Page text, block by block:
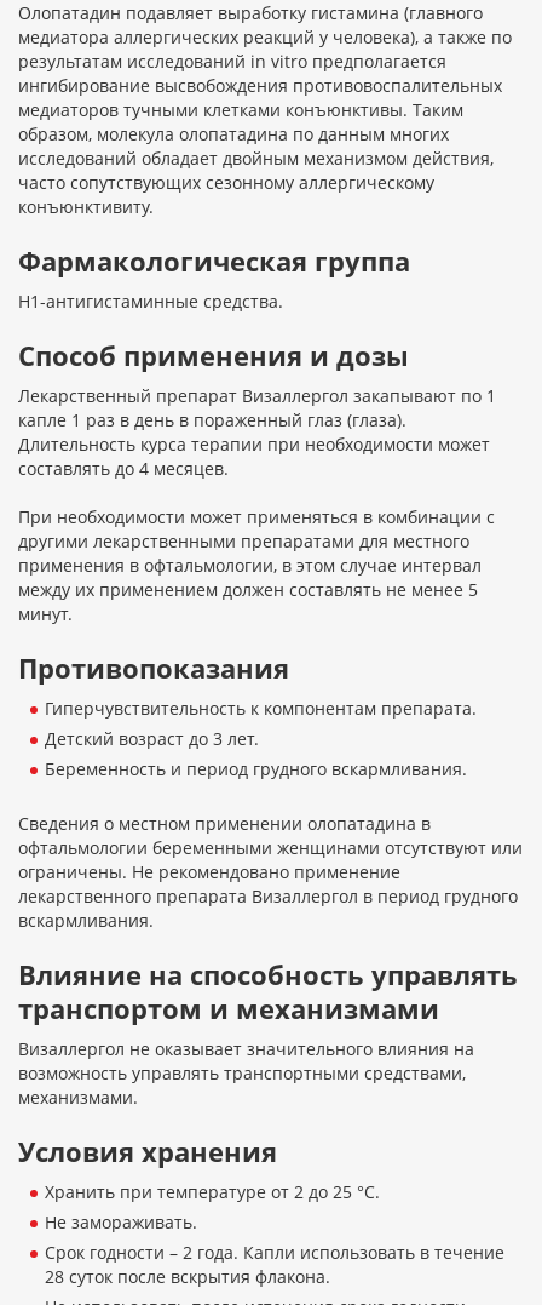
Олопатадин подавляет выработку гистамина (главного
медиатора аллергических реакций у человека), а также по
результатам исследований in vitro предполагается
ингибирование высвобождения противовоспалительных
медиаторов тучными клетками конъюнктивы. Таким
образом, молекула олопатадина по данным многих
исследований обладает двойным механизмом действия,
часто сопутствующих сезонному аллергическому
конъюнктивиту.
Фармакологическая группа
H1-антигистаминные средства.
Способ применения и дозы
Лекарственный препарат Визаллергол закапывают по 1
капле 1 раз в день в пораженный глаз (глаза).
Длительность курса терапии при необходимости может
составлять до 4 месяцев.
При необходимости может применяться в комбинации с
другими лекарственными препаратами для местного
применения в офтальмологии, в этом случае интервал
между их применением должен составлять не менее 5
минут.
Противопоказания
Гиперчувствительность к компонентам препарата.
Детский возраст до 3 лет.
Беременность и период грудного вскармливания.
Сведения о местном применении олопатадина в
офтальмологии беременными женщинами отсутствуют или
ограничены. Не рекомендовано применение
лекарственного препарата Визаллергол в период грудного
вскармливания.
Влияние на способность управлять
транспортом и механизмами
Визаллергол не оказывает значительного влияния на
возможность управлять транспортными средствами,
механизмами.
Условия хранения
Хранить при температуре от 2 до 25 °С.
Не замораживать.
Срок годности – 2 года. Капли использовать в течение
28 суток после вскрытия флакона.